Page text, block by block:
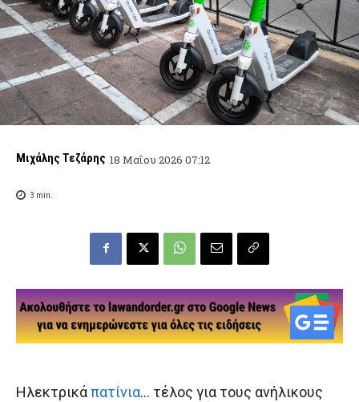
Μιχάλης Τεζάρης 18 Μαΐου 2026 07:12
3 min.
Ηλεκτρικάπατίνια… τέλος για τους ανήλικους